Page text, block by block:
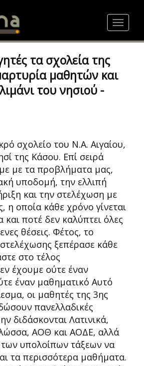
Toggle
τα σχολεία της
μαθητών και
του νησιού -
σχολείο του Ν.Α. Αιγαίου,
της Κάσου. Επί σειρά
με τα προβλήματα μας,
υποδομή, την ελλιπή
και την στελέχωση με
η οποία κάθε χρόνο γίνεται
και ποτέ δεν καλύπτει όλες
θέσεις. Φέτος, το
ξεπέρασε κάθε
στο τέλος
έχουμε ούτε έναν
έναν μαθηματικό Αυτό
οι μαθητές της 3ης
πανελλαδικές
διδάσκονται Λατινικά,
ΑΟΘ και ΑΟΔΕ, αλλά
των υπολοίπων τάξεων να
τα περισσότερα μαθήματα.